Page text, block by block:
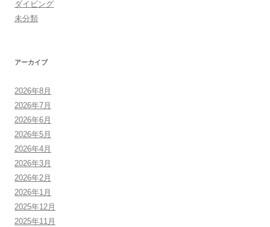
ダイビング
未分類
アーカイブ
2026年8月
2026年7月
2026年6月
2026年5月
2026年4月
2026年3月
2026年2月
2026年1月
2025年12月
2025年11月